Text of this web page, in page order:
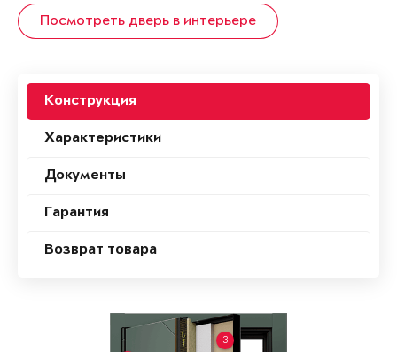
Посмотреть дверь в интерьере
Конструкция
Характеристики
Документы
Гарантия
Возврат товара
3